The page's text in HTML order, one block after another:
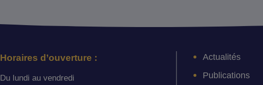
Horaires d’ouverture :
Du lundi au vendredi
Actualités
Publications